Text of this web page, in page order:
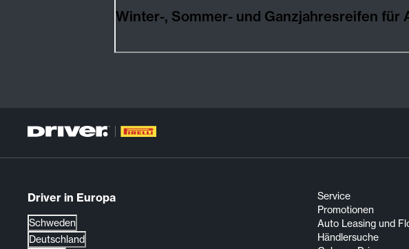
Winter-, Sommer- und Ganzjahresreifen für
Driver in Europa
Schweden
Deutschland
Service
Promotionen
Auto Leasing und
Händlersuche